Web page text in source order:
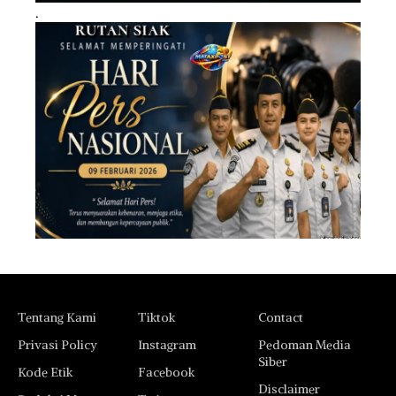
.
Tentang Kami
Privasi Policy
Kode Etik
Tiktok
Instagram
Facebook
Contact
Pedoman Media
Siber
Disclaimer